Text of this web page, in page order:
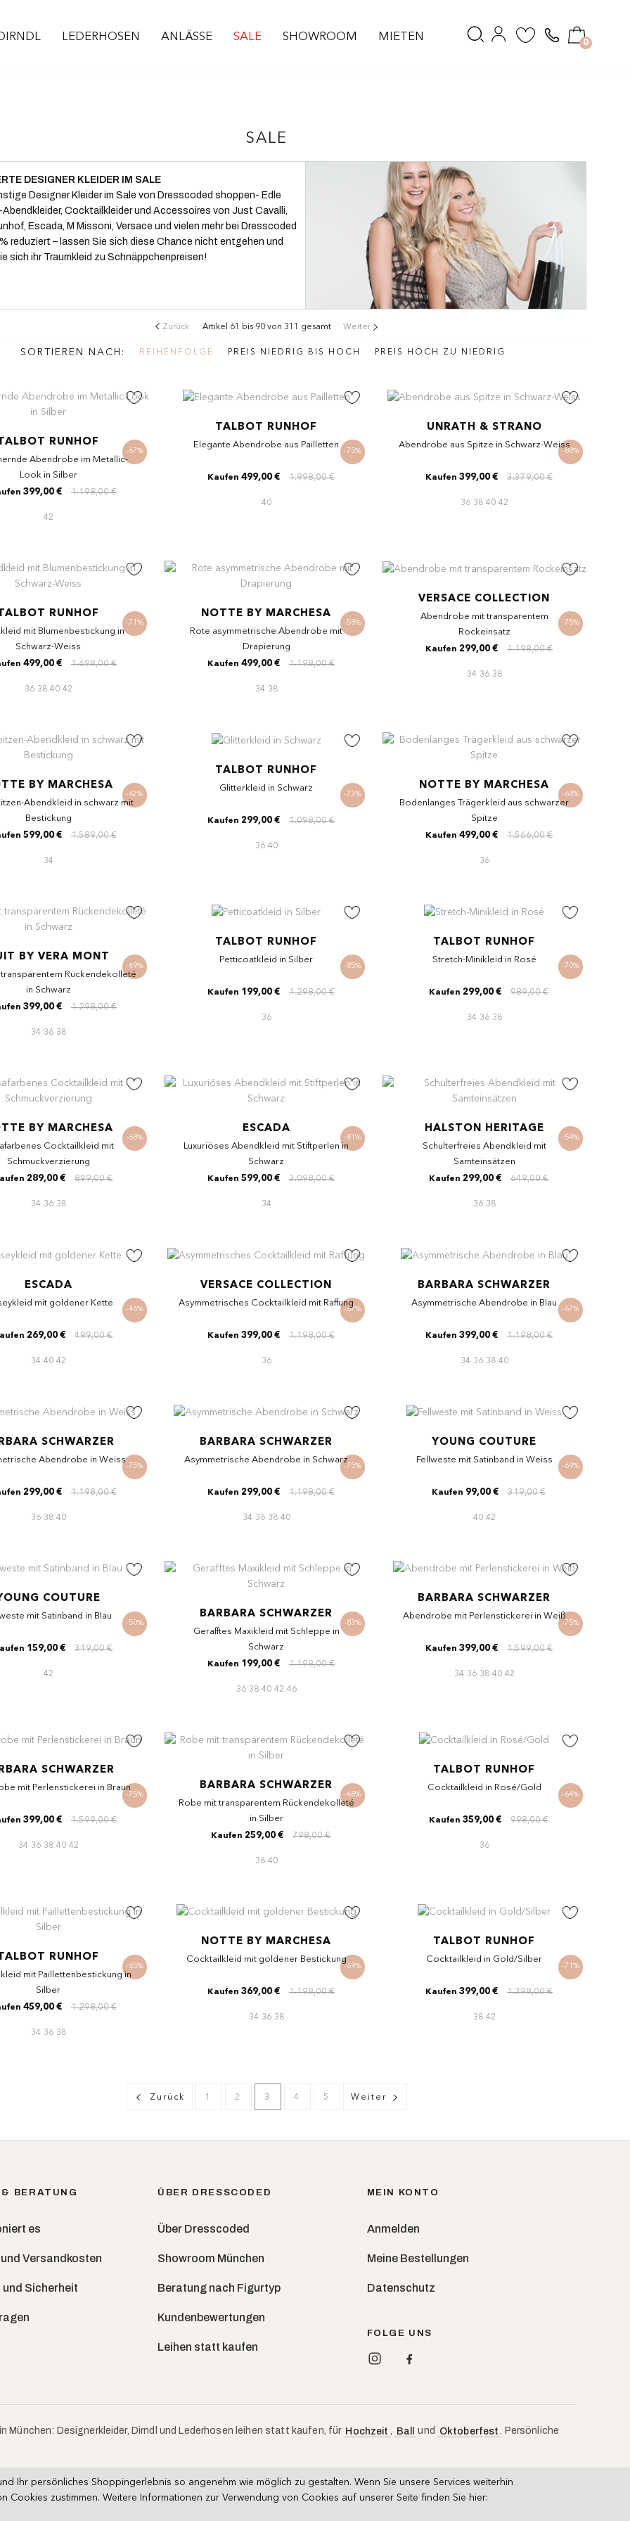
LEDERHOSEN ANLÄSSE SALE SHOWROOM MIETEN 0
SALE
DESIGNER KLEIDER IM SALE
Designer Kleider im Sale von Dresscoded shoppen- Edle
Abendkleider, Cocktailkleider und Accessoires von Just Cavalli,
Escada, M Missoni, Versace und vielen mehr bei Dresscoded
reduziert – lassen Sie sich diese Chance nicht entgehen und
sich ihr Traumkleid zu Schnäppchenpreisen!
Artikel 61 bis 90 von 311 gesamt
Zurück Weiter
SORTIEREN NACH REIHENFOLGE PREIS NIEDRIG BIS HOCH PREIS HOCH ZU NIEDRIG
-67%
RUNHOF
Abendrobe im Metallic-
Look in Silber
1.198,00 €
399,00 €
42
-75%
TALBOT RUNHOF
Elegante Abendrobe aus Pailletten
1.998,00 €
Kaufen 499,00 €
40
-88%
UNRATH & STRANO
Abendrobe aus Spitze in Schwarz-Weiss
3.379,00 €
Kaufen 399,00 €
36 38 40 42
-71%
RUNHOF
mit Blumenbestickung in
Schwarz-Weiss
1.698,00 €
499,00 €
36 38 40 42
-58%
NOTTE BY MARCHESA
Rote asymmetrische Abendrobe mit
Drapierung
1.198,00 €
Kaufen 499,00 €
34 38
-75%
VERSACE COLLECTION
Abendrobe mit transparentem
Rockeinsatz
1.198,00 €
Kaufen 299,00 €
34 36 38
-62%
BY MARCHESA
Abendkleid in schwarz mit
Bestickung
1.589,00 €
599,00 €
34
-73%
TALBOT RUNHOF
Glitterkleid in Schwarz
1.098,00 €
Kaufen 299,00 €
36 40
-68%
NOTTE BY MARCHESA
Bodenlanges Trägerkleid aus schwarzer
Spitze
1.566,00 €
Kaufen 499,00 €
36
-69%
BY VERA MONT
transparentem Rückendekolleté
in Schwarz
1.298,00 €
399,00 €
34 36 38
-85%
TALBOT RUNHOF
Petticoatkleid in Silber
1.298,00 €
Kaufen 199,00 €
36
-70%
TALBOT RUNHOF
Stretch-Minikleid in Rosé
989,00 €
Kaufen 299,00 €
34 36 38
-68%
BY MARCHESA
Cocktailkleid mit
Schmuckverzierung
899,00 €
289,00 €
34 36 38
-81%
ESCADA
Luxuriöses Abendkleid mit Stiftperlen in
Schwarz
3.098,00 €
Kaufen 599,00 €
34
-54%
HALSTON HERITAGE
Schulterfreies Abendkleid mit
Samteinsätzen
649,00 €
Kaufen 299,00 €
36 38
-46%
ESCADA
mit goldener Kette
499,00 €
269,00 €
34 40 42
-67%
VERSACE COLLECTION
Asymmetrisches Cocktailkleid mit Raffung
1.198,00 €
Kaufen 399,00 €
36
-67%
BARBARA SCHWARZER
Asymmetrische Abendrobe in Blau
1.198,00 €
Kaufen 399,00 €
34 36 38 40
-75%
SCHWARZER
Abendrobe in Weiss
1.198,00 €
299,00 €
36 38 40
-75%
BARBARA SCHWARZER
Asymmetrische Abendrobe in Schwarz
1.198,00 €
Kaufen 299,00 €
34 36 38 40
-69%
YOUNG COUTURE
Fellweste mit Satinband in Weiss
319,00 €
Kaufen 99,00 €
40 42
-50%
COUTURE
mit Satinband in Blau
319,00 €
159,00 €
42
-83%
BARBARA SCHWARZER
Gerafftes Maxikleid mit Schleppe in
Schwarz
1.198,00 €
Kaufen 199,00 €
36 38 40 42 46
-75%
BARBARA SCHWARZER
Abendrobe mit Perlenstickerei in Weiß
1.599,00 €
Kaufen 399,00 €
34 36 38 40 42
-75%
SCHWARZER
mit Perlenstickerei in Braun
1.599,00 €
399,00 €
34 36 38 40 42
-68%
BARBARA SCHWARZER
Robe mit transparentem Rückendekolleté
in Silber
798,00 €
Kaufen 259,00 €
36 40
-64%
TALBOT RUNHOF
Cocktailkleid in Rosé/Gold
998,00 €
Kaufen 359,00 €
36
-65%
RUNHOF
mit Paillettenbestickung in
Silber
1.298,00 €
459,00 €
34 36 38
-69%
NOTTE BY MARCHESA
Cocktailkleid mit goldener Bestickung
1.198,00 €
Kaufen 369,00 €
34 36 38
-71%
TALBOT RUNHOF
Cocktailkleid in Gold/Silber
1.398,00 €
Kaufen 399,00 €
38 42
Zurück 1 2 3 4 5 Weiter
BERATUNG
es
Versandkosten
Sicherheit
ÜBER DRESSCODED
Über Dresscoded
Showroom München
Beratung nach Figurtyp
Kundenbewertungen
Leihen statt kaufen
MEIN KONTO
Anmelden
Meine Bestellungen
Datenschutz
FOLGE UNS
München: Designerkleider, Dirndl und Lederhosen leihen statt kaufen, für Hochzeit Ball und Oktoberfest
. Persönliche
Ihr persönliches Shoppingerlebnis so angenehm wie möglich zu gestalten. Wenn Sie unsere Services weiterhin
Cookies zustimmen. Weitere Informationen zur Verwendung von Cookies auf unserer Seite finden Sie hier: